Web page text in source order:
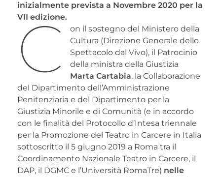
inizialmente prevista a Novembre 2020 per la
VII edizione.
C
on il sostegno del Ministero della
Cultura (Direzione Generale dello
Spettacolo dal Vivo), il Patrocinio
della ministra della Giustizia
Marta Cartabia, la Collaborazione
del Dipartimento dell’Amministrazione
Penitenziaria e del Dipartimento per la
Giustizia Minorile e di Comunità (e in accordo
con le finalità del Protocollo d’Intesa triennale
per la Promozione del Teatro in Carcere in Italia
sottoscritto il 5 giugno 2019 a Roma tra il
Coordinamento Nazionale Teatro in Carcere, il
DAP, il DGMC e l’Università RomaTre) nelle